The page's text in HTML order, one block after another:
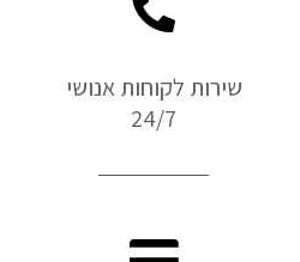
שירות לקוחות אנושי
24/7